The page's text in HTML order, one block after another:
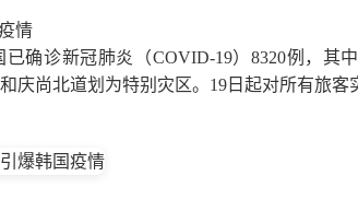
情
已确诊新冠肺炎（COVID-19）8320例，其
庆尚北道划为特别灾区。19日起对所有旅客